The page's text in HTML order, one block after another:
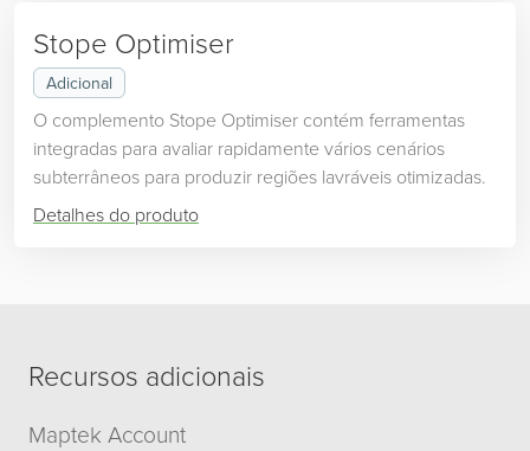
Stope Optimiser
Adicional
O complemento Stope Optimiser contém ferramentas
integradas para avaliar rapidamente vários cenários
subterrâneos para produzir regiões lavráveis ​​otimizadas.
Detalhes do produto
Recursos adicionais
Maptek Account